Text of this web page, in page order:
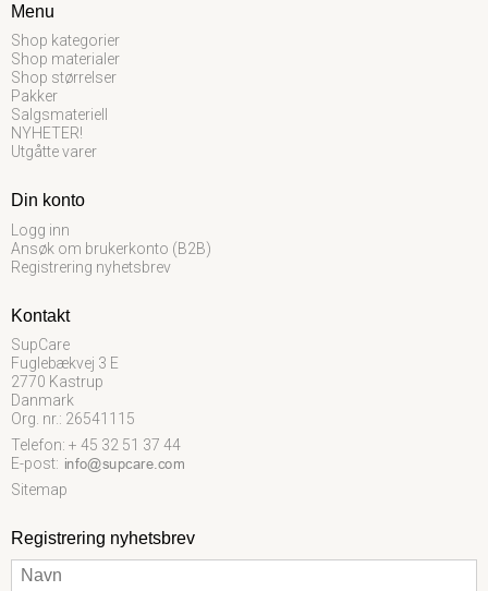
Menu
Shop kategorier
Shop materialer
Shop størrelser
Pakker
Salgsmateriell
NYHETER!
Utgåtte varer
Din konto
Logg inn
Ansøk om brukerkonto (B2B)
Registrering nyhetsbrev
Kontakt
SupCare
Fuglebækvej 3 E
2770 Kastrup
Danmark
Org. nr.: 26541115
Telefon: + 45 32 51 37 44
E-post:
Sitemap
Registrering nyhetsbrev